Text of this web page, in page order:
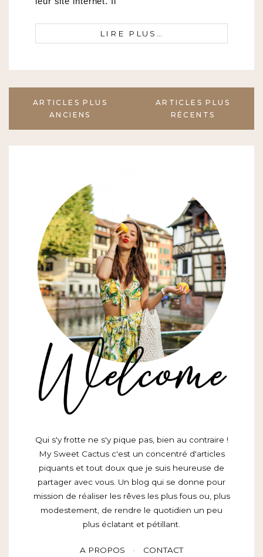
LIRE PLUS…
Navigation
articles
ARTICLES PLUS
ANCIENS
ARTICLES PLUS
RÉCENTS
Qui s'y frotte ne s'y pique pas, bien au contraire !
My Sweet Cactus c'est un concentré d'articles
piquants et tout doux que je suis heureuse de
partager avec vous. Un blog qui se donne pour
mission de réaliser les rêves les plus fous ou, plus
modestement, de rendre le quotidien un peu
plus éclatant et pétillant.
A PROPOS CONTACT